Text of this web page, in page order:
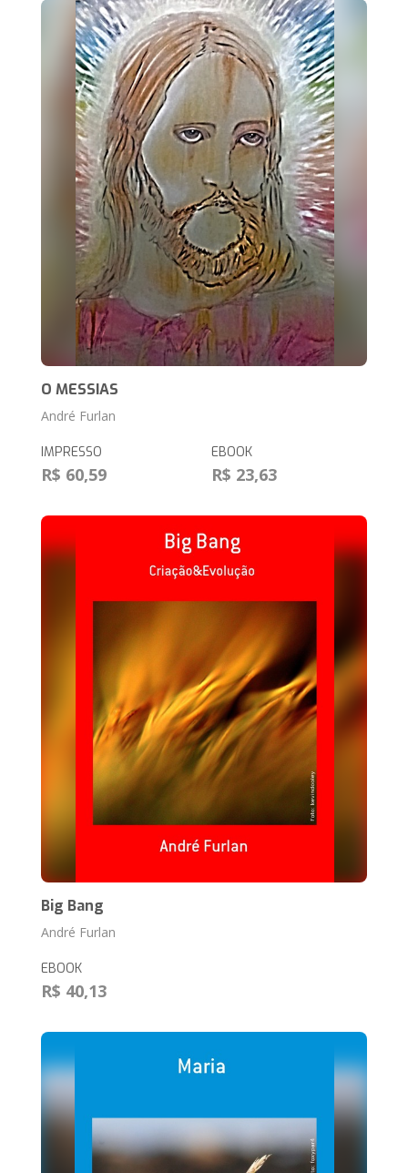
O MESSIAS
André Furlan
IMPRESSO
R$ 60,59
EBOOK
R$ 23,63
Big Bang
André Furlan
EBOOK
R$ 40,13